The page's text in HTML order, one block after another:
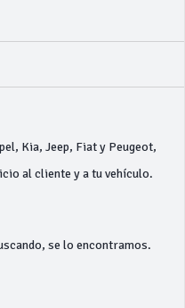
Kia, Jeep, Fiat y Peugeot,
al cliente y a tu vehículo.
se lo encontramos.